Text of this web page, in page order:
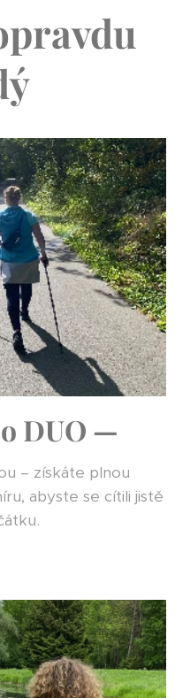
DUO —
– získáte plnou
abyste se cítili jistě